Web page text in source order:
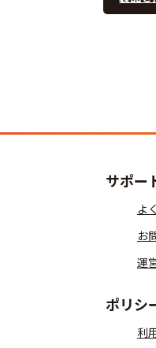
サポー
よ
お
運
ポリシ
利